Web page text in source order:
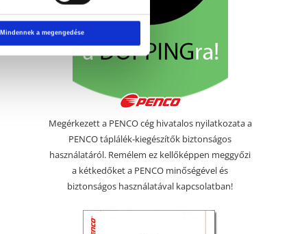
Mindennek a megengedése
Megérkezett a PENCO cég hivatalos nyilatkozata a
PENCO táplálék-kiegészítők biztonságos
használatáról. Remélem ez kellőképpen meggyőzi
a kétkedőket a PENCO minőségével és
biztonságos használatával kapcsolatban!